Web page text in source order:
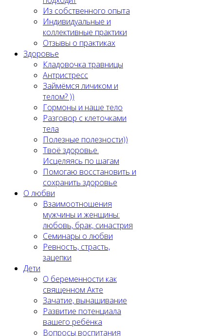
Из собственного опыта
Индивидуальные и
коллективные практики
Отзывы о практиках
Здоровье
Кладовочка травницы
Антристресс
Займёмся личиком и
телом? ))
Гормоны и наше тело
Разговор с клеточками
тела
Полезные полезности))
Твоё здоровье.
Исцеляясь по шагам
Помогаю восстановить и
сохранить здоровье
О любви
Взаимоотношения
мужчины и женщины:
любовь, брак, синастрия
Семинары о любви
Ревность, страсть,
зацепки
Дети
О беременности как
священном Акте
Зачатие, вынашивание
Развитие потенциала
вашего ребёнка
Вопросы воспитания